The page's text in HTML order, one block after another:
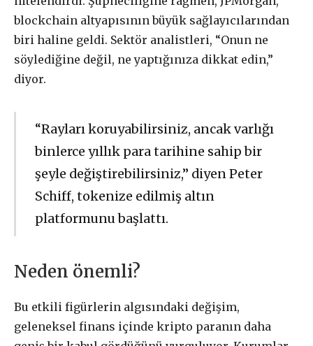
blockchain altyapısının büyük sağlayıcılarından
biri haline geldi. Sektör analistleri, “Onun ne
söylediğine değil, ne yaptığınıza dikkat edin,”
diyor.
“Rayları koruyabilirsiniz, ancak varlığı
binlerce yıllık para tarihine sahip bir
şeyle değiştirebilirsiniz,” diyen Peter
Schiff, tokenize edilmiş altın
platformunu başlattı.
Neden önemli?
Bu etkili figürlerin algısındaki değişim,
geleneksel finans içinde kripto paranın daha